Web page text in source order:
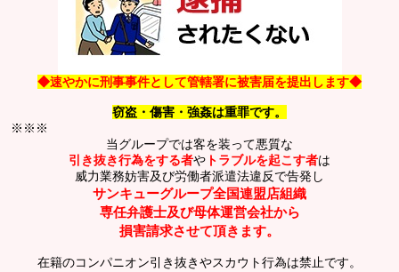
◆速やかに刑事事件として管轄署に被害届を提出します◆
窃盗・傷害・強姦は重罪です。
※※※
当グループでは客を装って悪質な
引き抜き行為をする者や トラブルを起こす者は
威力業務妨害及び労働者派遣法違反で告発し
サンキューグループ全国連盟店組織
専任弁護士及び母体運営会社から
損害請求させて頂きます。
在籍のコンパニオン引き抜きやスカウト行為は禁止です。